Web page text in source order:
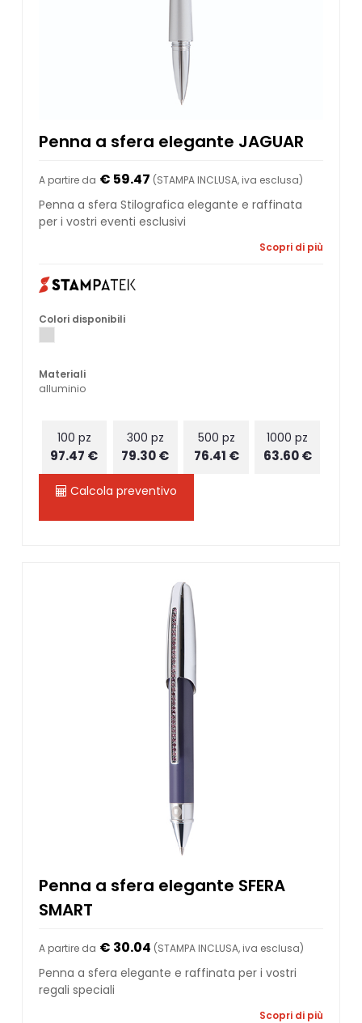
Penna a sfera elegante JAGUAR
A partire da € 59.47 (STAMPA INCLUSA, iva esclusa)
Penna a sfera Stilografica elegante e raffinata
per i vostri eventi esclusivi
Scopri di più
Colori disponibili
Materiali
alluminio
100 pz
97.47 €
300 pz
79.30 €
500 pz
76.41 €
1000 pz
63.60 €
Calcola preventivo
Penna a sfera elegante SFERA
SMART
A partire da € 30.04 (STAMPA INCLUSA, iva esclusa)
Penna a sfera elegante e raffinata per i vostri
regali speciali
Scopri di più